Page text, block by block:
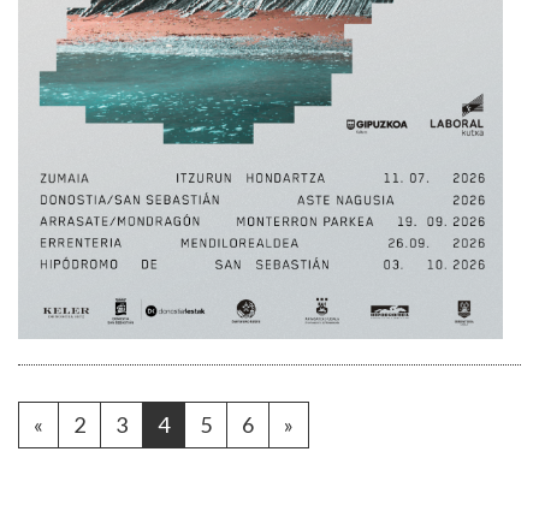
« 2 3 4 5 6 »